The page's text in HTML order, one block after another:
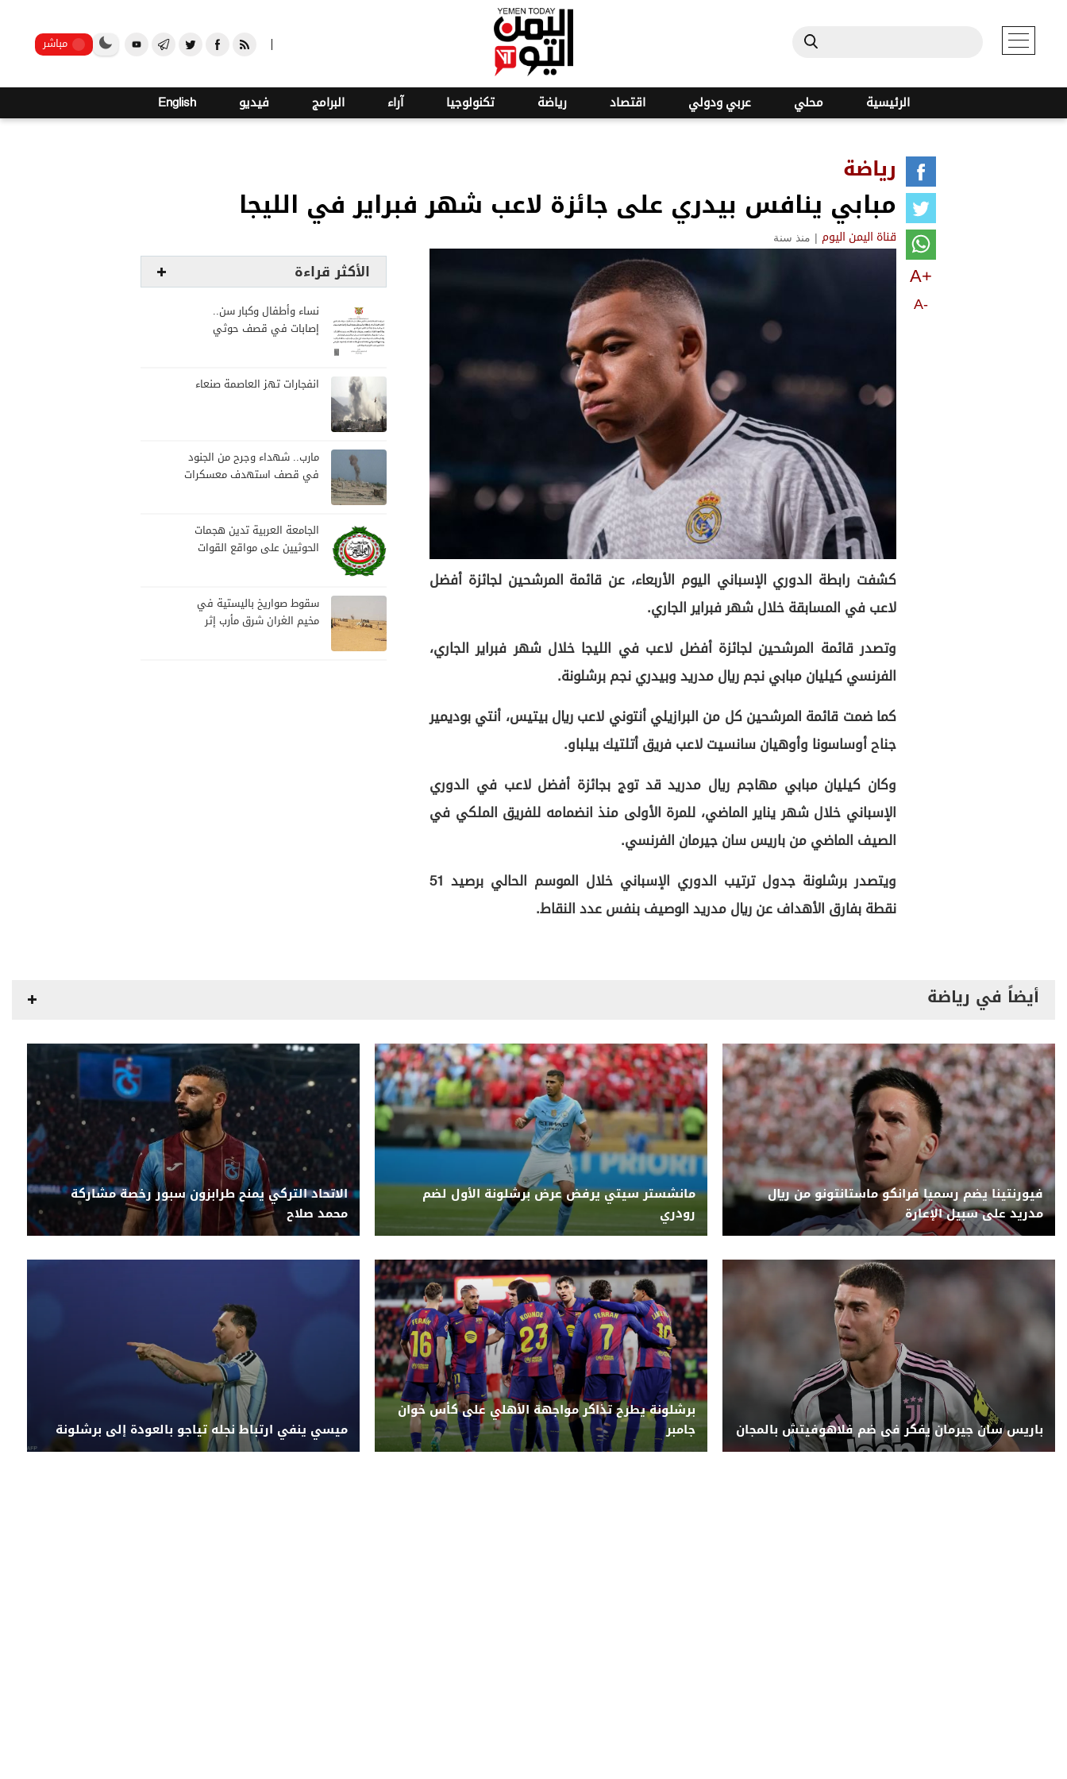
مباشر
الرئيسية محلي عربي ودولي اقتصاد رياضة تكنولوجيا آراء البرامج فيديو English
رياضة
مبابي ينافس بيدري على جائزة لاعب شهر فبراير في الليجا
قناة اليمن اليوم | منذ سنة
A+
A-
كشفت رابطة الدوري الإسباني اليوم الأربعاء، عن قائمة المرشحين لجائزة أفضل
لاعب في المسابقة خلال شهر فبراير الجاري.
وتصدر قائمة المرشحين لجائزة أفضل لاعب في الليجا خلال شهر فبراير الجاري،
الفرنسي كيليان مبابي نجم ريال مدريد وبيدري نجم برشلونة.
كما ضمت قائمة المرشحين كل من البرازيلي أنتوني لاعب ريال بيتيس، أنتي بوديمير
جناح أوساسونا وأوهيان سانسيت لاعب فريق أتلتيك بيلباو.
وكان كيليان مبابي مهاجم ريال مدريد قد توج بجائزة أفضل لاعب في الدوري
الإسباني خلال شهر يناير الماضي، للمرة الأولى منذ انضمامه للفريق الملكي في
الصيف الماضي من باريس سان جيرمان الفرنسي.
ويتصدر برشلونة جدول ترتيب الدوري الإسباني خلال الموسم الحالي برصيد 51
نقطة بفارق الأهداف عن ريال مدريد الوصيف بنفس عدد النقاط.
الأكثر قراءة
نساء وأطفال وكبار سن..
إصابات في قصف حوثي
انفجارات تهز العاصمة صنعاء
مارب.. شهداء وجرح من الجنود
في قصف استهدف معسكرات
الجامعة العربية تدين هجمات
الحوثيين على مواقع القوات
سقوط صواريخ باليستية في
مخيم الغران شرق مأرب إثر
أيضاً في رياضة
فيورنتينا يضم رسميا فرانكو ماستانتونو من ريال
مدريد على سبيل الإعارة
مانشستر سيتي يرفض عرض برشلونة الأول لضم
رودري
الاتحاد التركي يمنح طرابزون سبور رخصة مشاركة
محمد صلاح
باريس سان جيرمان يفكر فى ضم فلاهوفيتش بالمجان
برشلونة يطرح تذاكر مواجهة الأهلي على كأس خوان
جامبر
ميسي ينفي ارتباط نجله تياجو بالعودة إلى برشلونة